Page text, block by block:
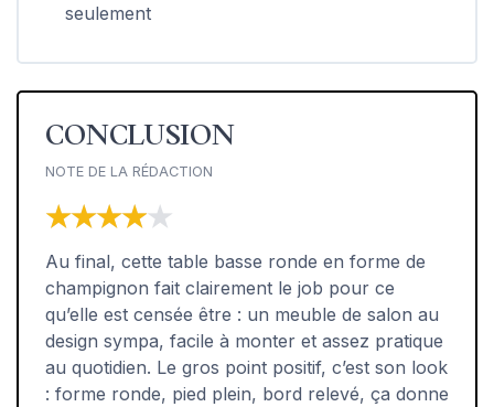
seulement
CONCLUSION
NOTE DE LA RÉDACTION
★★★★★
★★★★★
Au final, cette table basse ronde en forme de
champignon fait clairement le job pour ce
qu’elle est censée être : un meuble de salon au
design sympa, facile à monter et assez pratique
au quotidien. Le gros point positif, c’est son look
: forme ronde, pied plein, bord relevé, ça donne